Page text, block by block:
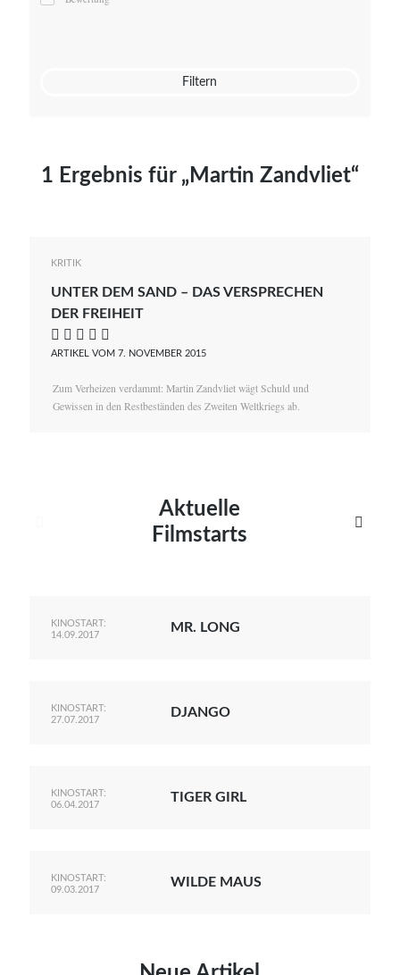
Mato von Vogelstein
Filtern
1 Ergebnis für „Martin Zandvliet“
KRITIK
UNTER DEM SAND – DAS VERSPRECHEN
DER FREIHEIT
    
ARTIKEL VOM 7. NOVEMBER 2015
Zum Verheizen verdammt: Martin Zandvliet wägt Schuld und
Gewissen in den Restbeständen des Zweiten Weltkriegs ab.
Aktuelle
Filmstarts

KINOSTART:
14.09.2017
MR. LONG
KINOSTART:
27.07.2017
DJANGO
KINOSTART:
06.04.2017
TIGER GIRL
KINOSTART:
09.03.2017
WILDE MAUS